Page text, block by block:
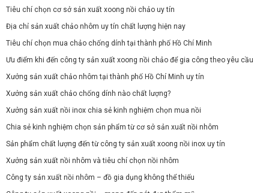
Tiêu chí chọn cơ sở sản xuất xoong nồi chảo uy tín
Địa chỉ sản xuất chảo nhôm uy tín chất lượng hiện nay
Tiêu chí chọn mua chảo chống dính tại thành phố Hồ Chí Minh
Ưu điểm khi đến công ty sản xuất xoong nồi chảo để gia công theo yêu cầu
Xưởng sản xuất chảo nhôm tại thành phố Hồ Chí Minh uy tín
Xưởng sản xuất chảo chống dính nào chất lượng?
Xưởng sản xuất nồi inox chia sẻ kinh nghiệm chọn mua nồi
Chia sẻ kinh nghiệm chọn sản phẩm từ cơ sở sản xuất nồi nhôm
Sản phẩm chất lượng đến từ công ty sản xuất xoong nồi inox uy tín
Xưởng sản xuất nồi nhôm và tiêu chí chọn nồi nhôm
Công ty sản xuất nồi nhôm – đồ gia dụng không thể thiếu